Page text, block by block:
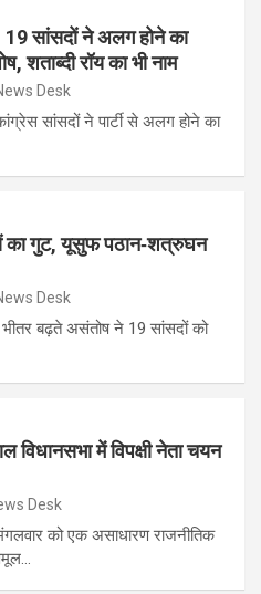
सांसदों ने अलग होने का
शताब्दी रॉय का भी नाम
Desk
सांसदों ने पार्टी से अलग होने का
का गुट, यूसुफ पठान‑शत्रुघन
Desk
बढ़ते असंतोष ने 19 सांसदों को
विधानसभा में विपक्षी नेता चयन
Desk
को एक असाधारण राजनीतिक